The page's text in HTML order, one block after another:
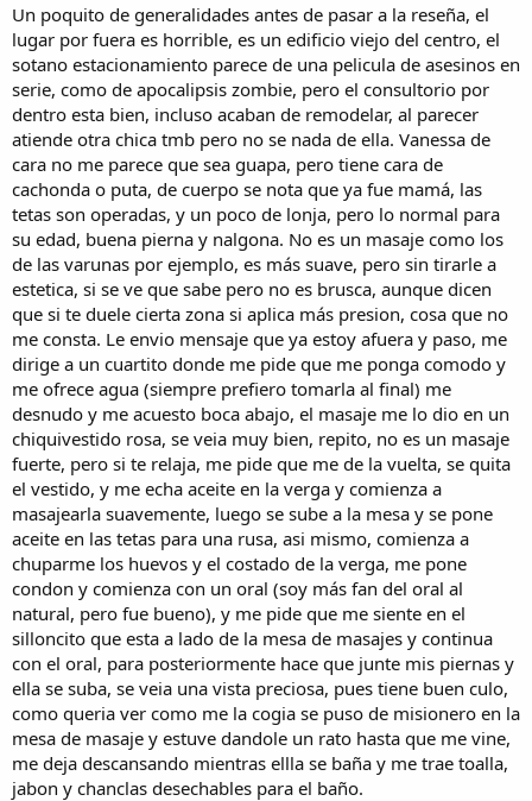
Un poquito de generalidades antes de pasar a la reseña, el
lugar por fuera es horrible, es un edificio viejo del centro, el
sotano estacionamiento parece de una pelicula de asesinos en
serie, como de apocalipsis zombie, pero el consultorio por
dentro esta bien, incluso acaban de remodelar, al parecer
atiende otra chica tmb pero no se nada de ella. Vanessa de
cara no me parece que sea guapa, pero tiene cara de
cachonda o puta, de cuerpo se nota que ya fue mamá, las
tetas son operadas, y un poco de lonja, pero lo normal para
su edad, buena pierna y nalgona. No es un masaje como los
de las varunas por ejemplo, es más suave, pero sin tirarle a
estetica, si se ve que sabe pero no es brusca, aunque dicen
que si te duele cierta zona si aplica más presion, cosa que no
me consta. Le envio mensaje que ya estoy afuera y paso, me
dirige a un cuartito donde me pide que me ponga comodo y
me ofrece agua (siempre prefiero tomarla al final) me
desnudo y me acuesto boca abajo, el masaje me lo dio en un
chiquivestido rosa, se veia muy bien, repito, no es un masaje
fuerte, pero si te relaja, me pide que me de la vuelta, se quita
el vestido, y me echa aceite en la verga y comienza a
masajearla suavemente, luego se sube a la mesa y se pone
aceite en las tetas para una rusa, asi mismo, comienza a
chuparme los huevos y el costado de la verga, me pone
condon y comienza con un oral (soy más fan del oral al
natural, pero fue bueno), y me pide que me siente en el
silloncito que esta a lado de la mesa de masajes y continua
con el oral, para posteriormente hace que junte mis piernas y
ella se suba, se veia una vista preciosa, pues tiene buen culo,
como queria ver como me la cogia se puso de misionero en la
mesa de masaje y estuve dandole un rato hasta que me vine,
me deja descansando mientras ellla se baña y me trae toalla,
jabon y chanclas desechables para el baño.